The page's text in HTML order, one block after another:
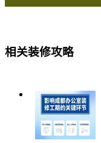
相关装修攻略